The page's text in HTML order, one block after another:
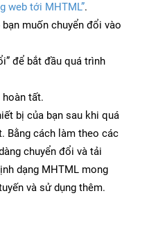
web tới MHTML”.
muốn chuyển đổi vào
để bắt đầu quá trình
tất.
bị của bạn sau khi quá
Bằng cách làm theo các
chuyển đổi và tải
dạng MHTML mong
và sử dụng thêm.